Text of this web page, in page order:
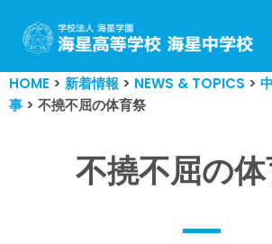
コ
ン
テ
ン
HOME > 新着情報 > NEWS & TOPICS >
事 > 不撓不屈の体育祭
不撓不屈の